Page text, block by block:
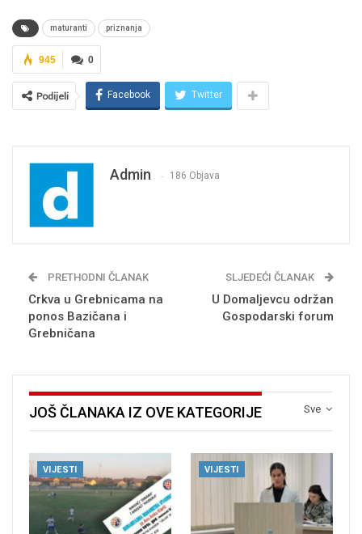
maturanti priznanja
0
945
Podijeli Facebook Twitter
Admin 186 Objava
PRETHODNI ČLANAK
Crkva u Grebnicama na
ponos Bazičana i
Grebničana
SLJEDEĆI ČLANAK
U Domaljevcu održan
Gospodarski forum
Sve
JOŠ ČLANAKA IZ OVE KATEGORIJE
VIJESTI VIJESTI